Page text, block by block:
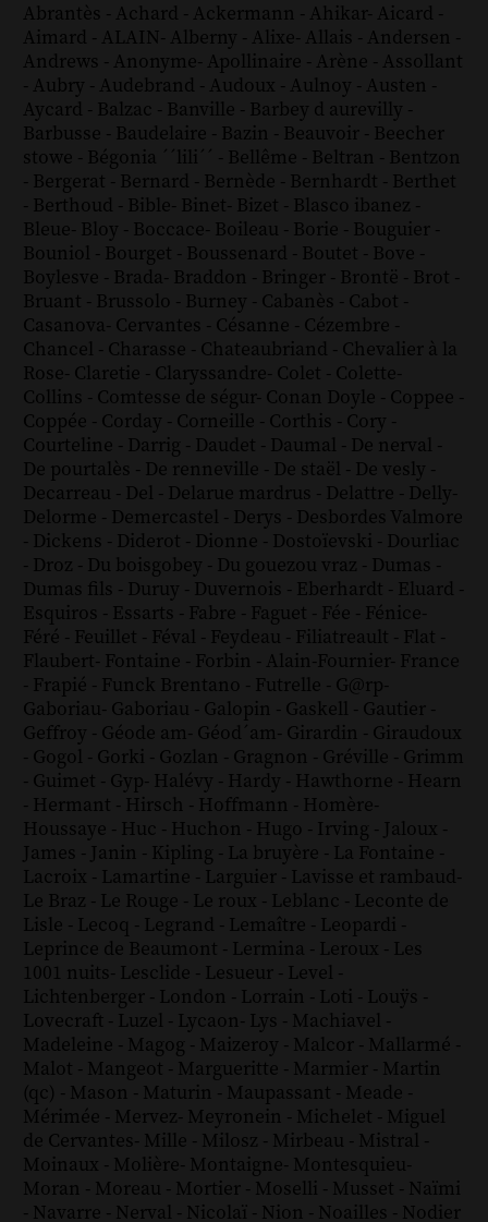
Abrantès - Achard - Ackermann - Ahikar- Aicard -
Aimard - ALAIN- Alberny - Alixe- Allais - Andersen -
Andrews - Anonyme- Apollinaire - Arène - Assollant
- Aubry - Audebrand - Audoux - Aulnoy - Austen -
Aycard - Balzac - Banville - Barbey d aurevilly -
Barbusse - Baudelaire - Bazin - Beauvoir - Beecher
stowe - Bégonia ´´lili´´ - Bellême - Beltran - Bentzon
- Bergerat - Bernard - Bernède - Bernhardt - Berthet
- Berthoud - Bible- Binet- Bizet - Blasco ibanez -
Bleue- Bloy - Boccace- Boileau - Borie - Bouguier -
Bouniol - Bourget - Boussenard - Boutet - Bove -
Boylesve - Brada- Braddon - Bringer - Brontë - Brot -
Bruant - Brussolo - Burney - Cabanès - Cabot -
Casanova- Cervantes - Césanne - Cézembre -
Chancel - Charasse - Chateaubriand - Chevalier à la
Rose- Claretie - Claryssandre- Colet - Colette-
Collins - Comtesse de ségur- Conan Doyle - Coppee -
Coppée - Corday - Corneille - Corthis - Cory -
Courteline - Darrig - Daudet - Daumal - De nerval -
De pourtalès - De renneville - De staël - De vesly -
Decarreau - Del - Delarue mardrus - Delattre - Delly-
Delorme - Demercastel - Derys - Desbordes Valmore
- Dickens - Diderot - Dionne - Dostoïevski - Dourliac
- Droz - Du boisgobey - Du gouezou vraz - Dumas -
Dumas fils - Duruy - Duvernois - Eberhardt - Eluard -
Esquiros - Essarts - Fabre - Faguet - Fée - Fénice-
Féré - Feuillet - Féval - Feydeau - Filiatreault - Flat -
Flaubert- Fontaine - Forbin - Alain-Fournier- France
- Frapié - Funck Brentano - Futrelle - G@rp-
Gaboriau- Gaboriau - Galopin - Gaskell - Gautier -
Geffroy - Géode am- Géod´am- Girardin - Giraudoux
- Gogol - Gorki - Gozlan - Gragnon - Gréville - Grimm
- Guimet - Gyp- Halévy - Hardy - Hawthorne - Hearn
- Hermant - Hirsch - Hoffmann - Homère-
Houssaye - Huc - Huchon - Hugo - Irving - Jaloux -
James - Janin - Kipling - La bruyère - La Fontaine -
Lacroix - Lamartine - Larguier - Lavisse et rambaud-
Le Braz - Le Rouge - Le roux - Leblanc - Leconte de
Lisle - Lecoq - Legrand - Lemaître - Leopardi -
Leprince de Beaumont - Lermina - Leroux - Les
1001 nuits- Lesclide - Lesueur - Level -
Lichtenberger - London - Lorrain - Loti - Louÿs -
Lovecraft - Luzel - Lycaon- Lys - Machiavel -
Madeleine - Magog - Maizeroy - Malcor - Mallarmé -
Malot - Mangeot - Margueritte - Marmier - Martin
(qc) - Mason - Maturin - Maupassant - Meade -
Mérimée - Mervez- Meyronein - Michelet - Miguel
de Cervantes- Mille - Milosz - Mirbeau - Mistral -
Moinaux - Molière- Montaigne- Montesquieu-
Moran - Moreau - Mortier - Moselli - Musset - Naïmi
- Navarre - Nerval - Nicolaï - Nion - Noailles - Nodier